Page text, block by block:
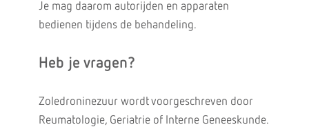
Je mag daarom autorijden en apparaten
bedienen tijdens de behandeling.
Heb je vragen?
Zoledroninezuur wordt voorgeschreven door
Reumatologie, Geriatrie of Interne Geneeskunde.